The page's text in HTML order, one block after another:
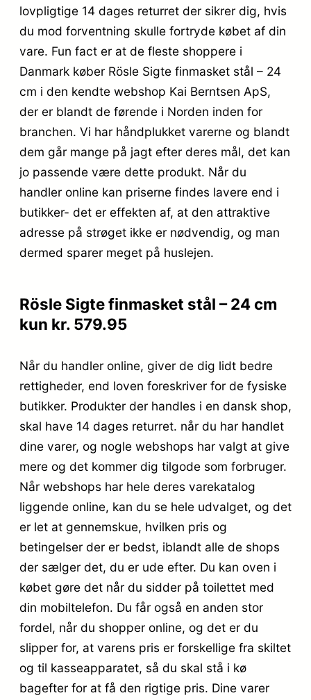
lovpligtige 14 dages returret der sikrer dig, hvis
du mod forventning skulle fortryde købet af din
vare. Fun fact er at de fleste shoppere i
Danmark køber Rösle Sigte finmasket stål – 24
cm i den kendte webshop Kai Berntsen ApS,
der er blandt de førende i Norden inden for
branchen. Vi har håndplukket varerne og blandt
dem går mange på jagt efter deres mål, det kan
jo passende være dette produkt. Når du
handler online kan priserne findes lavere end i
butikker- det er effekten af, at den attraktive
adresse på strøget ikke er nødvendig, og man
dermed sparer meget på huslejen.
Rösle Sigte finmasket stål – 24 cm
kun kr. 579.95
Når du handler online, giver de dig lidt bedre
rettigheder, end loven foreskriver for de fysiske
butikker. Produkter der handles i en dansk shop,
skal have 14 dages returret. når du har handlet
dine varer, og nogle webshops har valgt at give
mere og det kommer dig tilgode som forbruger.
Når webshops har hele deres varekatalog
liggende online, kan du se hele udvalget, og det
er let at gennemskue, hvilken pris og
betingelser der er bedst, iblandt alle de shops
der sælger det, du er ude efter. Du kan oven i
købet gøre det når du sidder på toilettet med
din mobiltelefon. Du får også en anden stor
fordel, når du shopper online, og det er du
slipper for, at varens pris er forskellige fra skiltet
og til kasseapparatet, så du skal stå i kø
bagefter for at få den rigtige pris. Dine varer